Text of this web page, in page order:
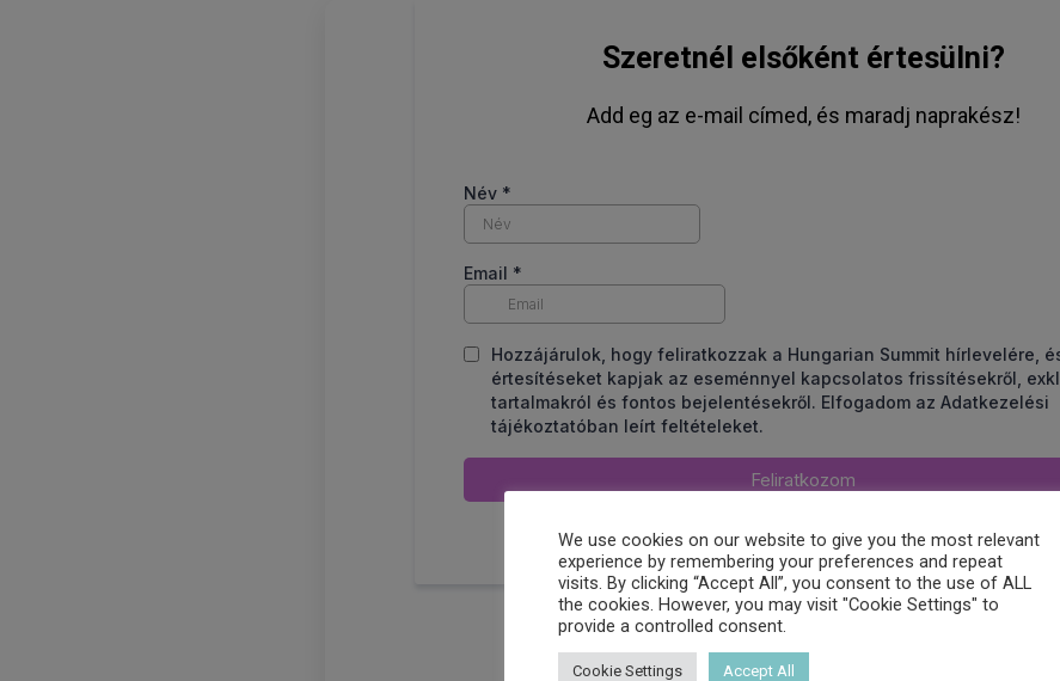
We use cookies on our website to give you the most relevant
experience by remembering your preferences and repeat
visits. By clicking “Accept All”, you consent to the use of ALL
the cookies. However, you may visit "Cookie Settings" to
provide a controlled consent.
Cookie Settings Accept All